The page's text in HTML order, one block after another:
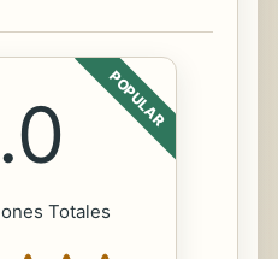
POPULAR
Totales